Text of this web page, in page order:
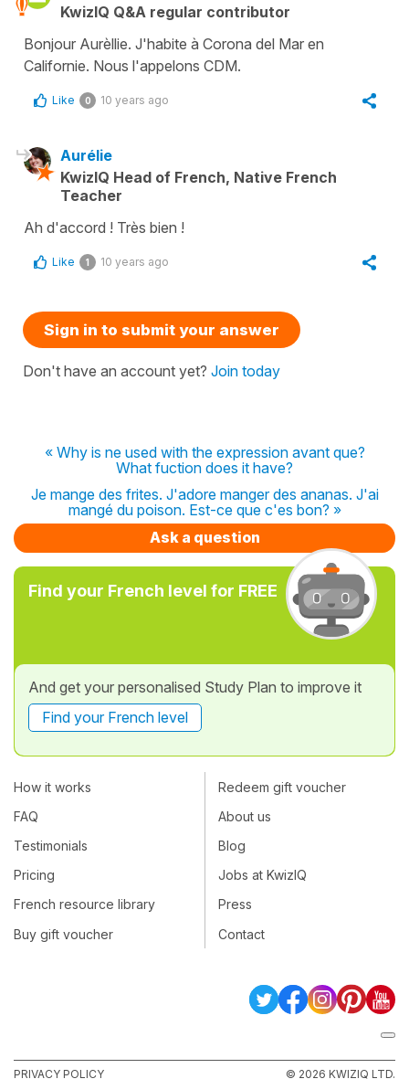
KwizIQ Q&A regular contributor
Bonjour Aurèllie. J'habite à Corona del Mar en
Californie. Nous l'appelons CDM.
Like 0 10 years ago
Aurélie
KwizIQ Head of French, Native French
Teacher
Ah d'accord ! Très bien !
Like 1 10 years ago
Sign in to submit your answer
Don't have an account yet? Join today
« Why is ne used with the expression avant que?
What fuction does it have?
Je mange des frites. J'adore manger des ananas. J'ai
mangé du poison. Est-ce que c'es bon? »
Ask a question
Find your French level for FREE
And get your personalised Study Plan to improve it
Find your French level
How it works
FAQ
Testimonials
Pricing
French resource library
Buy gift voucher
Redeem gift voucher
About us
Blog
Jobs at KwizIQ
Press
Contact
PRIVACY POLICY © 2026 KWIZIQ LTD.